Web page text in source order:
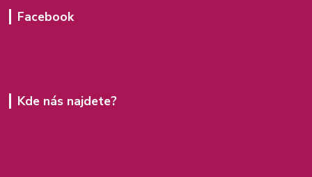
Facebook
Kde nás najdete?